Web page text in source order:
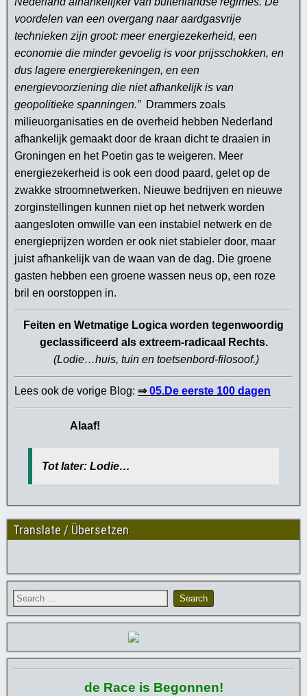
voordelen van een overgang naar aardgasvrije
technieken zijn groot: meer energiezekerheid, een
economie die minder gevoelig is voor prijsschokken, en
dus lagere energierekeningen, en een
energievoorziening die niet afhankelijk is van
geopolitieke spanningen.” Drammers zoals
milieuorganisaties en de overheid hebben Nederland
afhankelijk gemaakt door de kraan dicht te draaien in
Groningen en het Poetin gas te weigeren. Meer
energiezekerheid is ook een dood paard, gelet op de
zwakke stroomnetwerken. Nieuwe bedrijven en nieuwe
zorginstellingen kunnen niet op het netwerk worden
aangesloten omwille van een instabiel netwerk en de
energieprijzen worden er ook niet stabieler door, maar
juist afhankelijk van de waan van de dag. Die groene
gasten hebben een groene wassen neus op, een roze
bril en oorstoppen in.
Feiten en Wetmatige Logica worden tegenwoordig
geclassificeerd als extreem-radicaal Rechts.
(Lodie…huis, tuin en toetsenbord-filosoof.)
Lees ook de vorige Blog: ⇒05.De eerste 100 dagen
Alaaf!
Tot later: Lodie…
Translate / Übersetzen
de Race is Begonnen!